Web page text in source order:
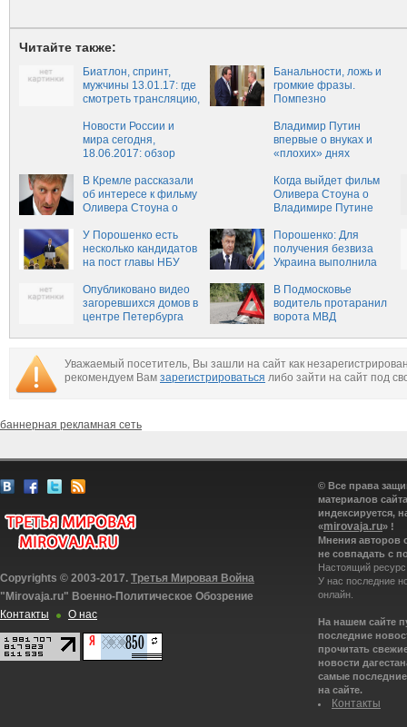
Читайте также:
Биатлон, спринт,
мужчины 13.01.17: где
смотреть трансляцию,
Банальности, ложь и
громкие фразы.
Помпезно
«Путин» — сплошная
скука
Новости России и
мира сегодня,
18.06.2017: обзор
свежие новости
России и мира на
сегодня, 18 июня
Владимир Путин
впервые о внуках и
«плохих» днях
В Кремле рассказали
об интересе к фильму
Оливера Стоуна о
Когда выйдет фильм
Оливера Стоуна о
Владимире Путине
У Порошенко есть
несколько кандидатов
на пост главы НБУ
Порошенко: Для
получения безвиза
Украина выполнила
Опубликовано видео
загоревшихся домов в
центре Петербурга
В Подмосковье
водитель протаранил
ворота МВД
Уважаемый посетитель, Вы зашли на сайт как
рекомендуем Вам зарегистрироваться либо зайти на сайт под
баннерная рекламная сеть
Copyrights © 2003-2017. Третья Мировая Война
"Mirovaja.ru" Военно-Политическое Обозрение
Контакты
О нас
© Все права
материалов
индексируется,
«mirovaja.ru» !
Мнения авторов
не совпадать с
Настоящий
У нас последние
онлайн.
На нашем сайте
последние
прочитать
новости
самые
на сайте.
Контакты